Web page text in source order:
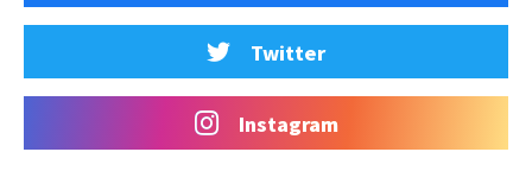
Twitter
Instagram